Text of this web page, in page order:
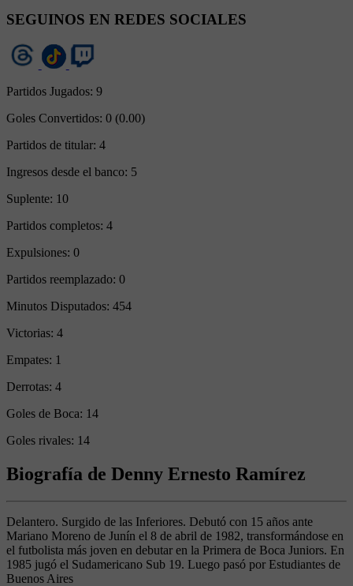
SEGUINOS EN REDES SOCIALES
Partidos Jugados: 9
Goles Convertidos: 0 (0.00)
Partidos de titular: 4
Ingresos desde el banco: 5
Suplente: 10
Partidos completos: 4
Expulsiones: 0
Partidos reemplazado: 0
Minutos Disputados: 454
Victorias: 4
Empates: 1
Derrotas: 4
Goles de Boca: 14
Goles rivales: 14
Biografía de Denny Ernesto Ramírez
Delantero. Surgido de las Inferiores. Debutó con 15 años ante
Mariano Moreno de Junín el 8 de abril de 1982, transformándose en
el futbolista más joven en debutar en la Primera de Boca Juniors. En
1985 jugó el Sudamericano Sub 19. Luego pasó por Estudiantes de
Buenos Aires